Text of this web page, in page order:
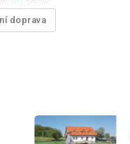
doprava